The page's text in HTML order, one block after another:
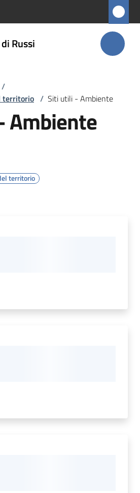
Russi
/
territorio / Siti utili - Ambiente
Ambiente
territorio